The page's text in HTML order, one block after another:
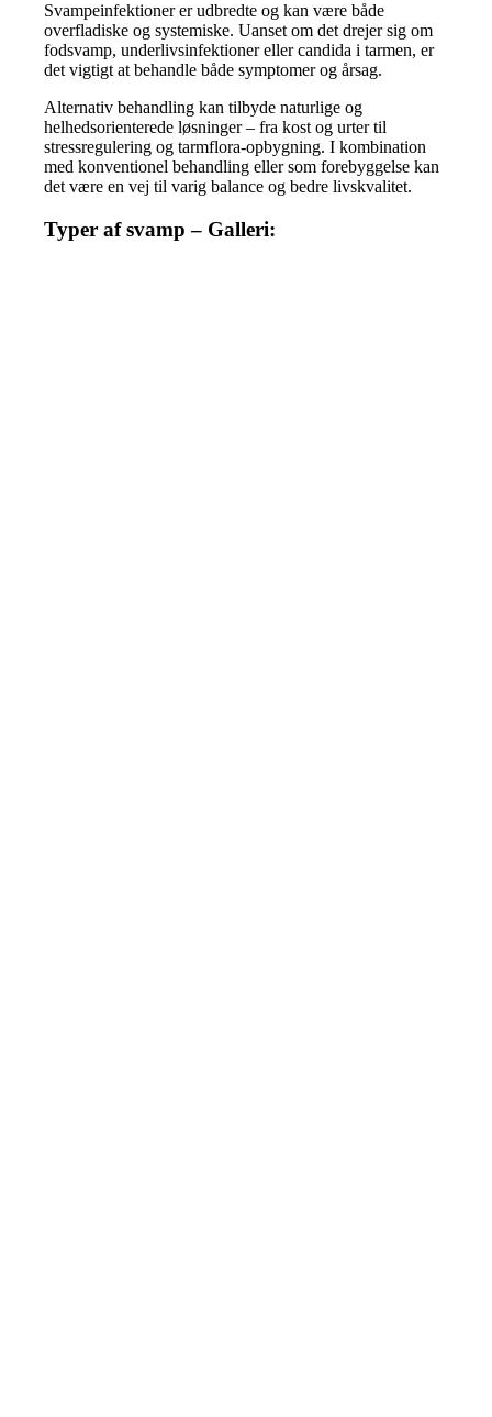
Svampeinfektioner er udbredte og kan være både
overfladiske og systemiske. Uanset om det drejer sig om
fodsvamp, underlivsinfektioner eller candida i tarmen, er
det vigtigt at behandle både symptomer og årsag.
Alternativ behandling kan tilbyde naturlige og
helhedsorienterede løsninger – fra kost og urter til
stressregulering og tarmflora-opbygning. I kombination
med konventionel behandling eller som forebyggelse kan
det være en vej til varig balance og bedre livskvalitet.
Typer af svamp – Galleri: